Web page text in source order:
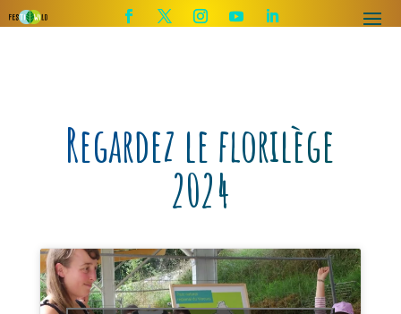
Regardez le florilège
2024